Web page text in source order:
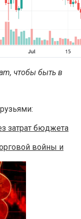
чтобы быть в
затрат бюджета
войны и